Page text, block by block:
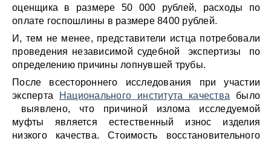
оценщика в размере 50 000 рублей, расходы по
оплате госпошлины в размере 8400 рублей.
И, тем не менее, представители истца потребовали
проведения независимой судебной экспертизы по
определению причины лопнувшей трубы.
После всестороннего исследования при участии
эксперта
Национального института качества было
выявлено, что причиной излома исследуемой
муфты является естественный износ изделия
низкого качества. Стоимость восстановительного